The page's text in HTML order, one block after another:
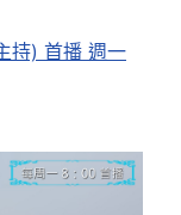
持) 首播 週一